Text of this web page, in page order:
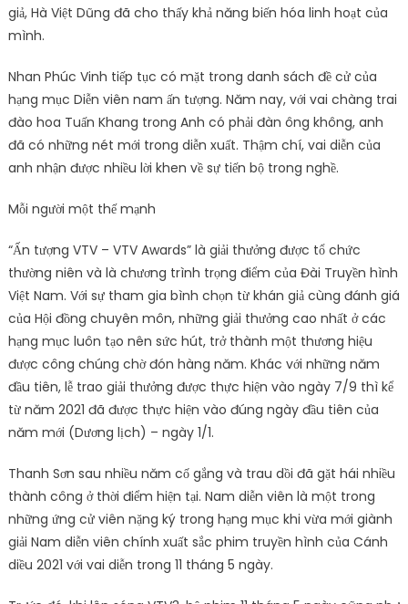
giả, Hà Việt Dũng đã cho thấy khả năng biến hóa linh hoạt của
mình.
Nhan Phúc Vinh tiếp tục có mặt trong danh sách đề cử của
hạng mục Diễn viên nam ấn tượng. Năm nay, với vai chàng trai
đào hoa Tuấn Khang trong Anh có phải đàn ông không, anh
đã có những nét mới trong diễn xuất. Thậm chí, vai diễn của
anh nhận được nhiều lời khen về sự tiến bộ trong nghề.
Mỗi người một thế mạnh
“Ấn tượng VTV – VTV Awards” là giải thưởng được tổ chức
thường niên và là chương trình trọng điểm của Đài Truyền hình
Việt Nam. Với sự tham gia bình chọn từ khán giả cùng đánh giá
của Hội đồng chuyên môn, những giải thưởng cao nhất ở các
hạng mục luôn tạo nên sức hút, trở thành một thương hiệu
được công chúng chờ đón hàng năm. Khác với những năm
đầu tiên, lễ trao giải thưởng được thực hiện vào ngày 7/9 thì kể
từ năm 2021 đã được thực hiện vào đúng ngày đầu tiên của
năm mới (Dương lịch) – ngày 1/1.
Thanh Sơn sau nhiều năm cố gắng và trau dồi đã gặt hái nhiều
thành công ở thời điểm hiện tại. Nam diễn viên là một trong
những ứng cử viên nặng ký trong hạng mục khi vừa mới giành
giải Nam diễn viên chính xuất sắc phim truyền hình của Cánh
diều 2021 với vai diễn trong 11 tháng 5 ngày.